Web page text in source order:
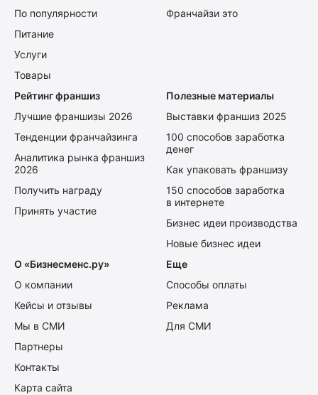
По популярности
Питание
Услуги
Товары
Франчайзи это
Рейтинг франшиз
Лучшие франшизы 2026
Тенденции франчайзинга
Аналитика рынка франшиз
2026
Получить награду
Принять участие
Полезные материалы
Выставки франшиз 2025
100 способов заработка
денег
Как упаковать франшизу
150 способов заработка
в интернете
Бизнес идеи производства
Новые бизнес идеи
О «Бизнесменс.ру»
О компании
Кейсы и отзывы
Мы в СМИ
Партнеры
Контакты
Карта сайта
Еще
Способы оплаты
Реклама
Для СМИ